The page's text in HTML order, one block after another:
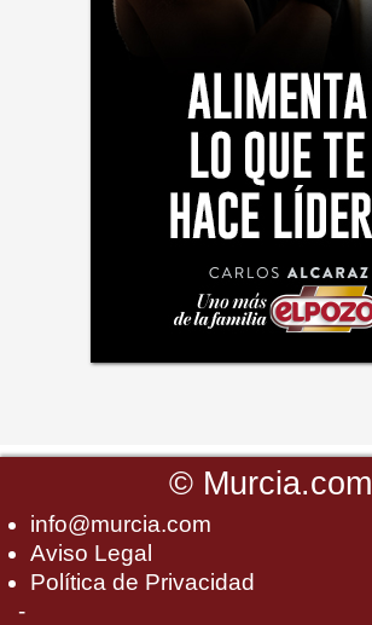
© Murcia.com
info@murcia.com
Aviso Legal
Política de Privacidad
-